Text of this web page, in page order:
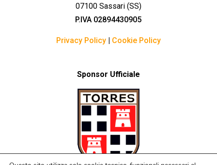
07100 Sassari (SS)
P.IVA 02894430905
Privacy Policy| Cookie Policy
Sponsor Ufficiale